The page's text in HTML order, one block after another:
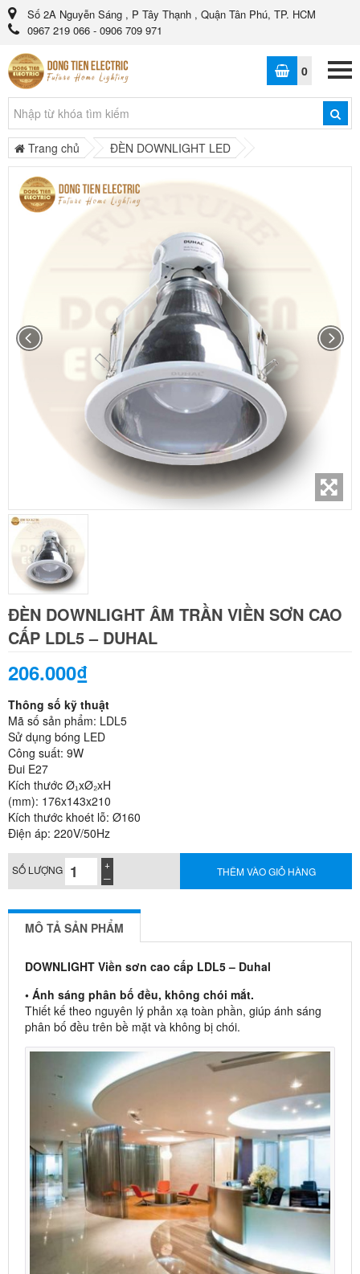
Số 2A Nguyễn Sáng , P Tây Thạnh , Quận Tân Phú, TP. HCM
0967 219 066 - 0906 709 971
0
Trang chủ ĐÈN DOWNLIGHT LED
ĐÈN DOWNLIGHT ÂM TRẦN VIỀN SƠN CAO
CẤP LDL5 – DUHAL
206.000₫
Thông số kỹ thuật
Mã số sản phẩm: LDL5
Sử dụng bóng LED
Công suất: 9W
Đui E27
Kích thước Ø₁xØ₂xH
(mm): 176x143x210
Kích thước khoét lỗ: Ø160
Điện áp: 220V/50Hz
SỐ LƯỢNG THÊM VÀO GIỎ HÀNG
MÔ TẢ SẢN PHẨM
DOWNLIGHT Viền sơn cao cấp LDL5 – Duhal
• Ánh sáng phân bố đều, không chói mắt.
Thiết kế theo nguyên lý phản xạ toàn phần, giúp ánh sáng
phân bố đều trên bề mặt và không bị chói.